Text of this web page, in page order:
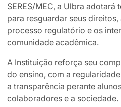
SERES/MEC, a Ulbra adotará
para resguardar seus
processo regulatório e os
comunidade acadêmica.
A Instituição reforça seu
do ensino, com a
a transparência perante
colaboradores e a sociedade.